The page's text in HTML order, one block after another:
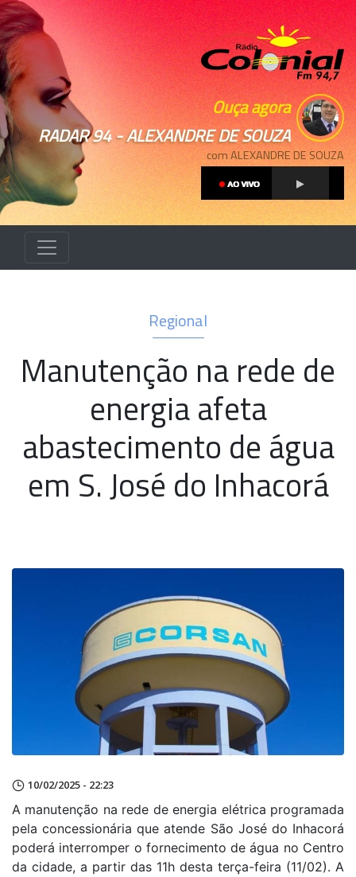
Ouça agora
RADAR 94 - ALEXANDRE DE SOUZA
com ALEXANDRE DE SOUZA
Regional
Manutenção na rede de
energia afeta
abastecimento de água
em S. José do Inhacorá
10/02/2025 - 22:23
A manutenção na rede de energia elétrica programada
pela concessionária que atende São José do Inhacorá
poderá interromper o fornecimento de água no Centro
da cidade, a partir das 11h desta terça-feira (11/02). A